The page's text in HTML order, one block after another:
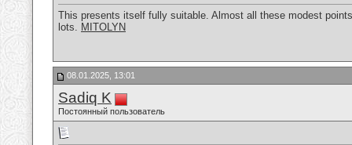
This presents itself fully suitable. Almost all these modest
lots. MITOLYN
08.01.2025, 13:01
Sadiq K
Постоянный пользователь